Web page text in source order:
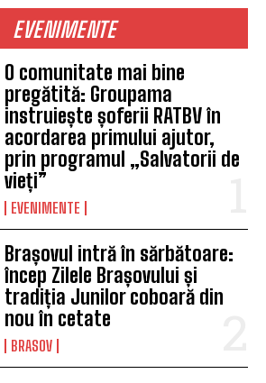
EVENIMENTE
O comunitate mai bine
pregătită: Groupama
instruiește șoferii RATBV în
acordarea primului ajutor,
prin programul „Salvatorii de
vieți”
EVENIMENTE
Brașovul intră în sărbătoare:
încep Zilele Brașovului și
tradiția Junilor coboară din
nou în cetate
BRASOV